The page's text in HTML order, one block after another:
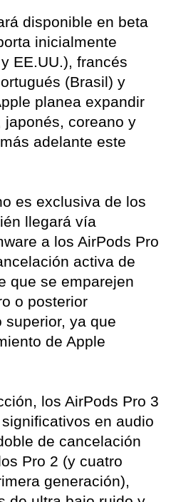
disponible en beta
inicialmente
EE.UU.), francés
(Brasil) y
planea expandir
coreano y
adelante este
es exclusiva de los
llegará vía
a los AirPods Pro
activa de
que se emparejen
o posterior
superior, ya que
de Apple
los AirPods Pro 3
en audio
de cancelación
Pro 2 (y cuatro
generación),